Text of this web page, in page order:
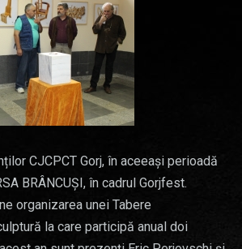
CJCPCT Gorj, în aceeași perioadă
BRÂNCUȘI, în cadrul Gorjfest.
organizarea unei Tabere
la care participă anual doi